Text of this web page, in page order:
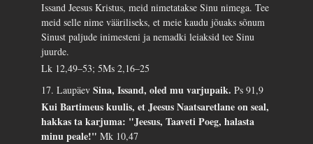
Issand Jeesus Kristus, meid nimetatakse Sinu nimega. Tee
meid selle nime vääriliseks, et meie kaudu jõuaks sõnum
Sinust paljude inimesteni ja nemadki leiaksid tee Sinu
juurde.
Lk 12,49–53; 5Ms 2,16–25
17. LaupäevSina, Issand, oled mu varjupaik.Ps 91,9
Kui Bartimeus kuulis, et Jeesus Naatsaretlane on seal,
hakkas ta karjuma: "Jeesus, Taaveti Poeg, halasta
minu peale!"Mk 10,47